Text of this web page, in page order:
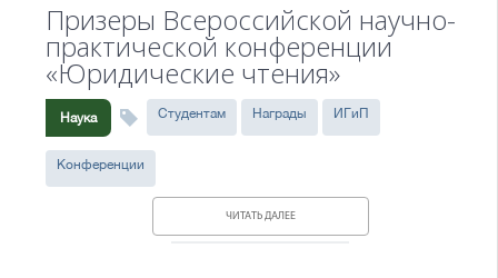
Призеры Всероссийской научно-
практической конференции
«Юридические чтения»
Наука Студентам Награды ИГиП
Конференции
ЧИТАТЬ ДАЛЕЕ